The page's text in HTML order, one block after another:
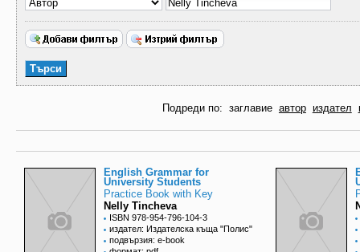
Подреди по: заглавие автор издател
English Grammar for
University Students
Practice Book with Key
Nelly Tincheva
ISBN 978-954-796-104-3
издател: Издателска къща "Полис"
подвързия: e-book